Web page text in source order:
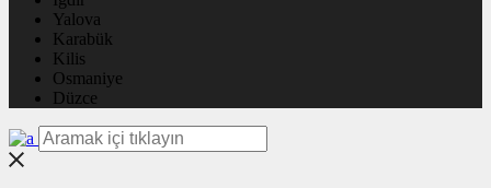
Yalova
Karabük
Kilis
Osmaniye
Düzce